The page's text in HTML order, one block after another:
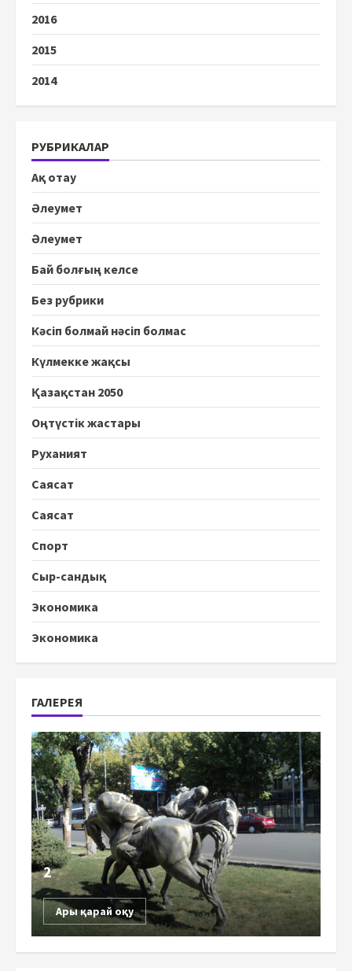
2016
2015
2014
РУБРИКАЛАР
Ақ отау
Әлеумет
Әлеумет
Бай болғың келсе
Без рубрики
Кәсіп болмай нәсіп болмас
Күлмекке жақсы
Қазақстан 2050
Оңтүстік жастары
Руханият
Саясат
Саясат
Спорт
Сыр-сандық
Экономика
Экономика
ГАЛЕРЕЯ
2
Ары қарай оқу